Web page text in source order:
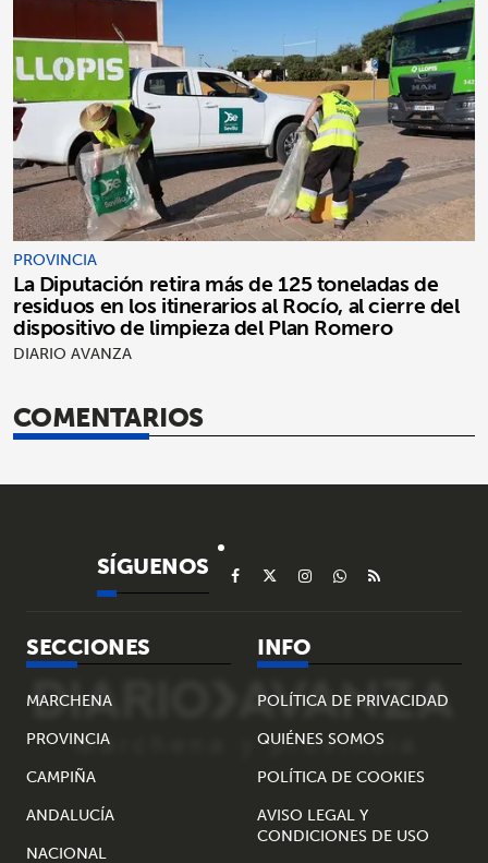
PROVINCIA
La Diputación retira más de 125 toneladas de
residuos en los itinerarios al Rocío, al cierre del
dispositivo de limpieza del Plan Romero
DIARIO AVANZA
COMENTARIOS
SÍGUENOS
SECCIONES
MARCHENA
PROVINCIA
CAMPIÑA
ANDALUCÍA
NACIONAL
INFO
POLÍTICA DE PRIVACIDAD
QUIÉNES SOMOS
POLÍTICA DE COOKIES
AVISO LEGAL Y
CONDICIONES DE USO